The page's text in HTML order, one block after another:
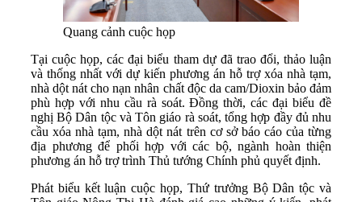
Quang cảnh cuộc họp
Tại cuộc họp, các đại biểu tham dự đã trao đổi, thảo luận
và thống nhất với dự kiến phương án hỗ trợ xóa nhà tạm,
nhà dột nát cho nạn nhân chất độc da cam/Dioxin bảo đảm
phù hợp với nhu cầu rà soát. Đồng thời, các đại biểu đề
nghị Bộ Dân tộc và Tôn giáo rà soát, tổng hợp đầy đủ nhu
cầu xóa nhà tạm, nhà dột nát trên cơ sở báo cáo của từng
địa phương để phối hợp với các bộ, ngành hoàn thiện
phương án hỗ trợ trình Thủ tướng Chính phủ quyết định.
Phát biểu kết luận cuộc họp, Thứ trưởng Bộ Dân tộc và